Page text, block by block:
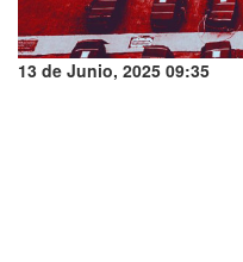
13 de Junio, 2025 09:35